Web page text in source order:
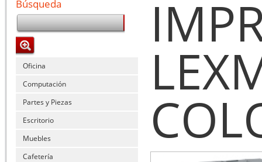
Búsqueda
Oficina
Computación
Partes y Piezas
Escritorio
Muebles
Cafetería